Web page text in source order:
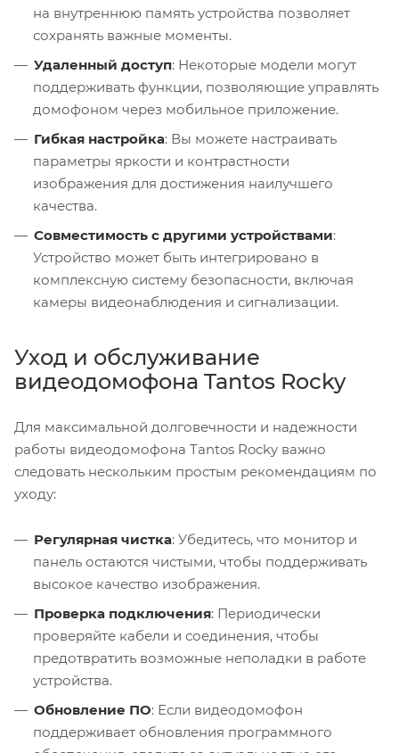
на внутреннюю память устройства позволяет
сохранять важные моменты.
Удаленный доступ: Некоторые модели могут
поддерживать функции, позволяющие управлять
домофоном через мобильное приложение.
Гибкая настройка: Вы можете настраивать
параметры яркости и контрастности
изображения для достижения наилучшего
качества.
Совместимость с другими устройствами:
Устройство может быть интегрировано в
комплексную систему безопасности, включая
камеры видеонаблюдения и сигнализации.
Уход и обслуживание
видеодомофона Tantos Rocky
Для максимальной долговечности и надежности
работы видеодомофона Tantos Rocky важно
следовать нескольким простым рекомендациям по
уходу:
Регулярная чистка: Убедитесь, что монитор и
панель остаются чистыми, чтобы поддерживать
высокое качество изображения.
Проверка подключения: Периодически
проверяйте кабели и соединения, чтобы
предотвратить возможные неполадки в работе
устройства.
Обновление ПО: Если видеодомофон
поддерживает обновления программного